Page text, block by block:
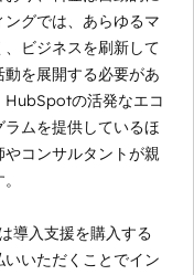
グでは、あらゆるマ
ビジネスを刷新して
を展開する必要があ
HubSpotの活発なエコ
ムを提供しているほ
コンサルタントが親
導入支援を購入する
いただくことでイン